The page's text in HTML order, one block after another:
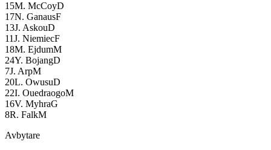
15M. McCoyD
17N. GanausF
13J. AskouD
11J. NiemiecF
18M. EjdumM
24Y. BojangD
7J. ArpM
20L. OwusuD
22I. OuedraogoM
16V. MyhraG
8R. FalkM
Avbytare